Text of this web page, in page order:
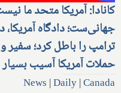
کانادا: آمریکا متحد ما
جهانی‌ست؛ دادگاه
ترامپ را باطل کرد؛ سفیر
حملات آمریکا آسیب
News |Daily|Canada